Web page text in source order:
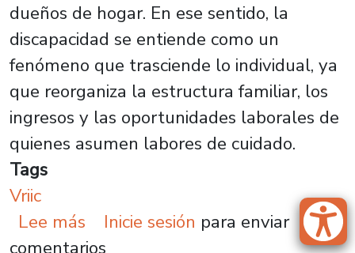
dueños de hogar. En ese sentido, la
discapacidad se entiende como un
fenómeno que trasciende lo individual, ya
que reorganiza la estructura familiar, los
ingresos y las oportunidades laborales de
quienes asumen labores de cuidado.
Tags
Vriic
Lee más sobre Investigación analiza el
Inicie sesión para enviar
comentarios